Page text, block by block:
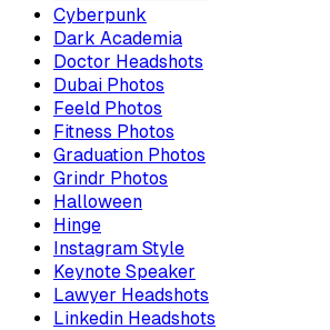
Cyberpunk
Dark Academia
Doctor Headshots
Dubai Photos
Feeld Photos
Fitness Photos
Graduation Photos
Grindr Photos
Halloween
Hinge
Instagram Style
Keynote Speaker
Lawyer Headshots
Linkedin Headshots